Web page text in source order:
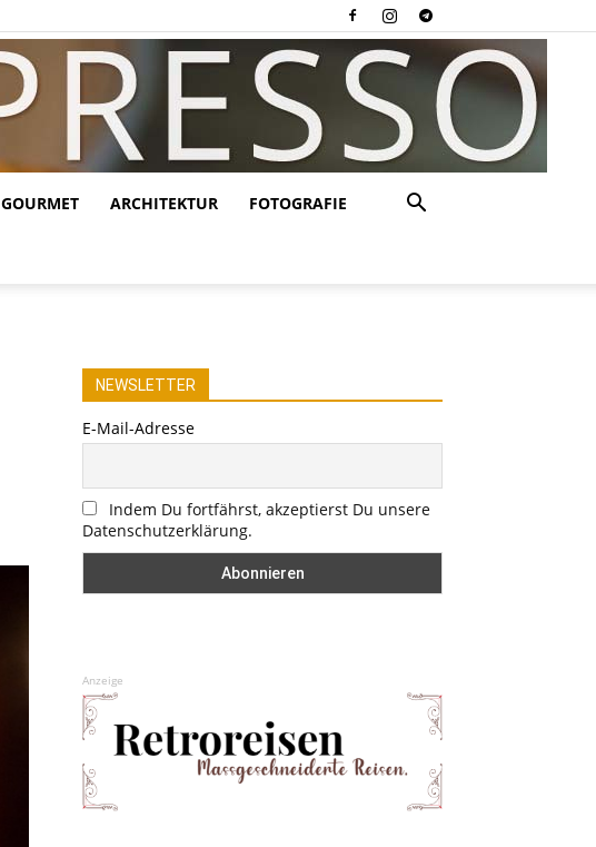
GOURMET ARCHITEKTUR FOTOGRAFIE
NEWSLETTER
E-Mail-Adresse
Indem Du fortfährst, akzeptierst Du unsere
Datenschutzerklärung.
Anzeige